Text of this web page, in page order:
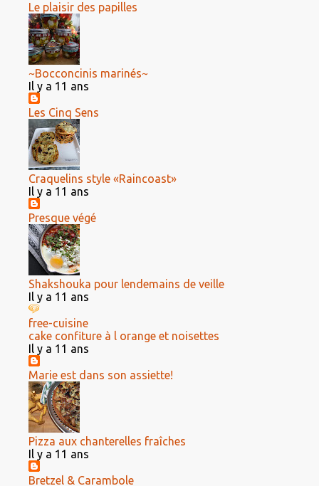
Le plaisir des papilles
~Bocconcinis marinés~
Il y a 11 ans
Les Cinq Sens
Craquelins style «Raincoast»
Il y a 11 ans
Presque végé
Shakshouka pour lendemains de veille
Il y a 11 ans
free-cuisine
cake confiture à l orange et noisettes
Il y a 11 ans
Marie est dans son assiette!
Pizza aux chanterelles fraîches
Il y a 11 ans
Bretzel & Carambole